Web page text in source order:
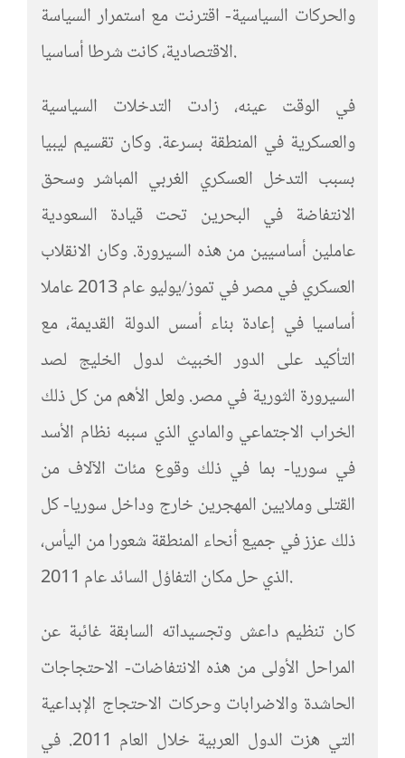
والحركات السياسية- اقترنت مع استمرار السياسة
الاقتصادية، كانت شرطا أساسيا.
في الوقت عينه، زادت التدخلات السياسية
والعسكرية في المنطقة بسرعة. وكان تقسيم ليبيا
بسبب التدخل العسكري الغربي المباشر وسحق
الانتفاضة في البحرين تحت قيادة السعودية
عاملين أساسيين من هذه السيرورة. وكان الانقلاب
العسكري في مصر في تموز/يوليو عام 2013 عاملا
أساسيا في إعادة بناء أسس الدولة القديمة، مع
التأكيد على الدور الخبيث لدول الخليج لصد
السيرورة الثورية في مصر. ولعل الأهم من كل ذلك
الخراب الاجتماعي والمادي الذي سببه نظام الأسد
في سوريا- بما في ذلك وقوع مئات الآلاف من
القتلى وملايين المهجرين خارج وداخل سوريا- كل
ذلك عزز في جميع أنحاء المنطقة شعورا من اليأس،
الذي حل مكان التفاؤل السائد عام 2011.
كان تنظيم داعش وتجسيداته السابقة غائبة عن
المراحل الأولى من هذه الانتفاضات- الاحتجاجات
الحاشدة والاضرابات وحركات الاحتجاج الإبداعية
التي هزت الدول العربية خلال العام 2011. في